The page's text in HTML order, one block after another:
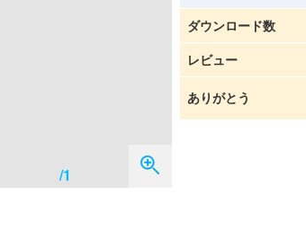
/1
ダウンロード数
レビュー
ありがとう